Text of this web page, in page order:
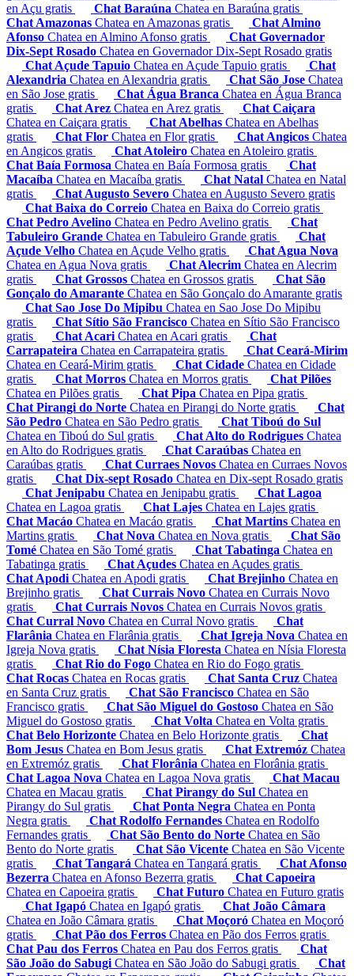
en Açu gratis
Chat Baraúna Chatea en Baraúna gratis
Chat Amazonas Chatea en Amazonas gratis
Chat Almino
Afonso Chatea en Almino Afonso gratis
Chat Governador
Dix-Sept Rosado Chatea en Governador Dix-Sept Rosado gratis
Chat Açude Tapuio Chatea en Açude Tapuio gratis
Chat
Alexandria Chatea en Alexandria gratis Chat São Jose Chatea
en São Jose gratis
Chat Água Branca Chatea en Água Branca
gratis
Chat Arez Chatea en Arez gratis
Chat Caiçara
Chatea en Caiçara gratis
Chat Abelhas Chatea en Abelhas
gratis
Chat Flor Chatea en Flor gratis Chat Angicos Chatea
en Angicos gratis
Chat Atoleiro Chatea en Atoleiro gratis
Chat Baía Formosa Chatea en Baía Formosa gratis
Chat
Macaíba Chatea en Macaíba gratis Chat Natal Chatea en Natal
gratis
Chat Augusto Severo Chatea en Augusto Severo gratis
Chat Baixa do Correio Chatea en Baixa do Correio gratis
Chat Pedro Avelino Chatea en Pedro Avelino gratis
Chat
Tabuleiro Grande Chatea en Tabuleiro Grande gratis
Chat
Açude Velho Chatea en Açude Velho gratis
Chat Agua Nova
Chatea en Agua Nova gratis
Chat Alecrim Chatea en Alecrim
gratis
Chat Grossos Chatea en Grossos gratis
Chat São
Gonçalo do Amarante Chatea en São Gonçalo do Amarante gratis
Chat Sao Jose Do Mipibu Chatea en Sao Jose Do Mipibu
gratis
Chat Sítio São Francisco Chatea en Sítio São Francisco
gratis
Chat Acari Chatea en Acari gratis
Chat
Carrapateira Chatea en Carrapateira gratis
Chat Ceará-Mirim
Chatea en Ceará-Mirim gratis
Chat Cidade Chatea en Cidade
gratis
Chat Morros Chatea en Morros gratis
Chat Pilões
Chatea en Pilões gratis
Chat Pipa Chatea en Pipa gratis
Chat Pirangi do Norte Chatea en Pirangi do Norte gratis
Chat
São Pedro Chatea en São Pedro gratis
Chat Tiboú do Sul
Chatea en Tiboú do Sul gratis
Chat Alto do Rodrigues Chatea
en Alto do Rodrigues gratis
Chat Caraúbas Chatea en
Caraúbas gratis
Chat Curraes Novos Chatea en Curraes Novos
gratis
Chat Dix-sept Rosado Chatea en Dix-sept Rosado gratis
Chat Jenipabu Chatea en Jenipabu gratis
Chat Lagoa
Chatea en Lagoa gratis
Chat Lajes Chatea en Lajes gratis
Chat Macáo Chatea en Macáo gratis Chat Martins Chatea en
Martins gratis
Chat Nova Chatea en Nova gratis
Chat São
Tomé Chatea en São Tomé gratis Chat Tabatinga Chatea en
Tabatinga gratis
Chat Açudes Chatea en Açudes gratis
Chat Apodi Chatea en Apodi gratis Chat Brejinho Chatea en
Brejinho gratis
Chat Currais Novo Chatea en Currais Novo
gratis
Chat Currais Novos Chatea en Currais Novos gratis
Chat Curral Novo Chatea en Curral Novo gratis
Chat
Flarânia Chatea en Flarânia gratis Chat Igreja Nova Chatea en
Igreja Nova gratis
Chat Nísia Floresta Chatea en Nísia Floresta
gratis
Chat Rio do Fogo Chatea en Rio do Fogo gratis
Chat Rocas Chatea en Rocas gratis Chat Santa Cruz Chatea
en Santa Cruz gratis
Chat São Francisco Chatea en São
Francisco gratis
Chat São Miguel do Gostoso Chatea en São
Miguel do Gostoso gratis
Chat Volta Chatea en Volta gratis
Chat Belo Horizonte Chatea en Belo Horizonte gratis
Chat
Bom Jesus Chatea en Bom Jesus gratis Chat Extremóz Chatea
en Extremóz gratis
Chat Florânia Chatea en Florânia gratis
Chat Lagoa Nova Chatea en Lagoa Nova gratis
Chat Macau
Chatea en Macau gratis
Chat Pirangy do Sul Chatea en
Pirangy do Sul gratis
Chat Ponta Negra Chatea en Ponta
Negra gratis
Chat Rodolfo Fernandes Chatea en Rodolfo
Fernandes gratis
Chat São Bento do Norte Chatea en São
Bento do Norte gratis
Chat São Vicente Chatea en São Vicente
gratis
Chat Tangará Chatea en Tangará gratis
Chat Afonso
Bezerra Chatea en Afonso Bezerra gratis
Chat Capoeira
Chatea en Capoeira gratis
Chat Futuro Chatea en Futuro gratis
Chat Igapó Chatea en Igapó gratis
Chat João Câmara
Chatea en João Câmara gratis
Chat Moçoró Chatea en Moçoró
gratis
Chat Pão dos Ferros Chatea en Pão dos Ferros gratis
Chat Pau dos Ferros Chatea en Pau dos Ferros gratis
Chat
São João do Sabugi Chatea en São João do Sabugi gratis
Chat